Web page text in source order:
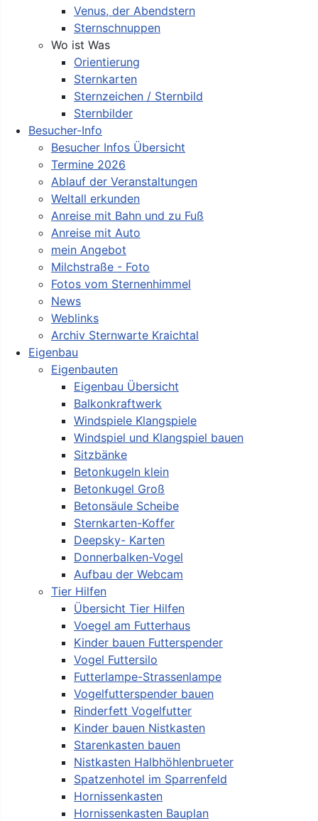
Venus, der Abendstern
Sternschnuppen
Wo ist Was
Orientierung
Sternkarten
Sternzeichen / Sternbild
Sternbilder
Besucher-Info
Besucher Infos Übersicht
Termine 2026
Ablauf der Veranstaltungen
Weltall erkunden
Anreise mit Bahn und zu Fuß
Anreise mit Auto
mein Angebot
Milchstraße - Foto
Fotos vom Sternenhimmel
News
Weblinks
Archiv Sternwarte Kraichtal
Eigenbau
Eigenbauten
Eigenbau Übersicht
Balkonkraftwerk
Windspiele Klangspiele
Windspiel und Klangspiel bauen
Sitzbänke
Betonkugeln klein
Betonkugel Groß
Betonsäule Scheibe
Sternkarten-Koffer
Deepsky- Karten
Donnerbalken-Vogel
Aufbau der Webcam
Tier Hilfen
Übersicht Tier Hilfen
Voegel am Futterhaus
Kinder bauen Futterspender
Vogel Futtersilo
Futterlampe-Strassenlampe
Vogelfutterspender bauen
Rinderfett Vogelfutter
Kinder bauen Nistkasten
Starenkasten bauen
Nistkasten Halbhöhlenbrueter
Spatzenhotel im Sparrenfeld
Hornissenkasten
Hornissenkasten Bauplan